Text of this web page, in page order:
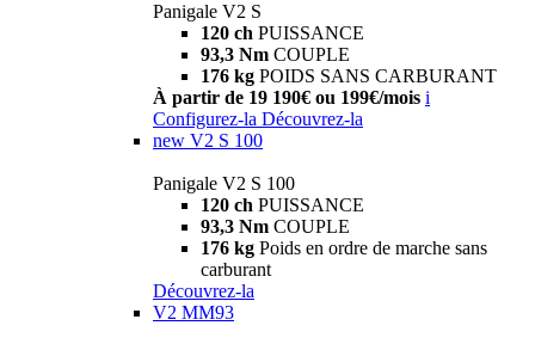
Panigale V2 S
120 ch PUISSANCE
93,3 Nm COUPLE
176 kg POIDS SANS CARBURANT
À partir de 19 190€ ou 199€/mois i
Configurez-la Découvrez-la
new V2 S 100
Panigale V2 S 100
120 ch PUISSANCE
93,3 Nm COUPLE
176 kg Poids en ordre de marche sans
carburant
Découvrez-la
V2 MM93